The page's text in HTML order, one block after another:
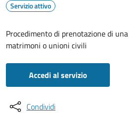
Servizio attivo
Procedimento di prenotazione di
matrimoni o unioni civili
Accedi al servizio
Condividi